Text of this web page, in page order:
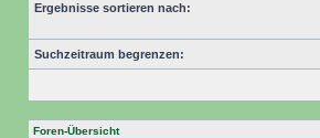
Ergebnisse sortieren nach:
Suchzeitraum begrenzen:
Foren-Übersicht